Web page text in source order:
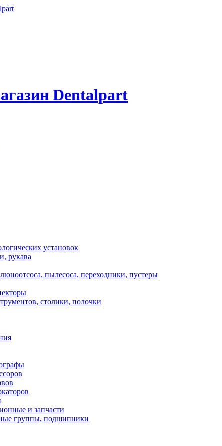
установок
рукава
пылесоса, переходники, пустеры
столики, полочки
и запчасти
группы, подшипники